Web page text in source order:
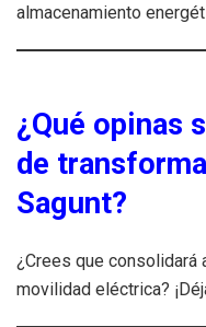
almacenamiento
¿Qué opinas
de
Sagunt?
¿Crees que consolidará
movilidad eléctrica?